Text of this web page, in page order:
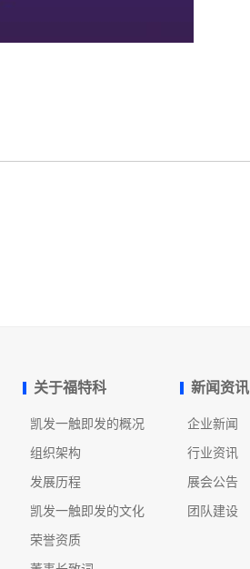
关于福特科
凯发一触即发的概况
组织架构
发展历程
凯发一触即发的文化
荣誉资质
新闻资讯
企业新闻
行业资讯
展会公告
团队建设